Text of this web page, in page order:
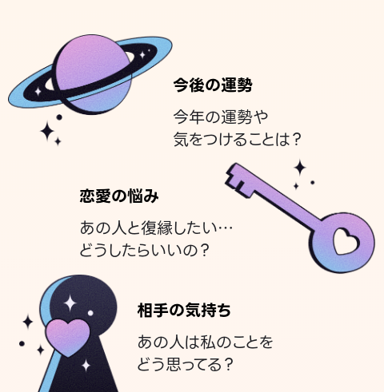
今後の運勢
今年の運勢や
気をつけることは？
恋愛の悩み
あの人と復縁したい…
どうしたらいいの？
相手の気持ち
あの人は私のことを
どう思ってる？